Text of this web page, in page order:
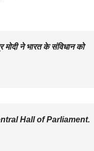
ने भारत के संविधान को
Hall of Parliament.